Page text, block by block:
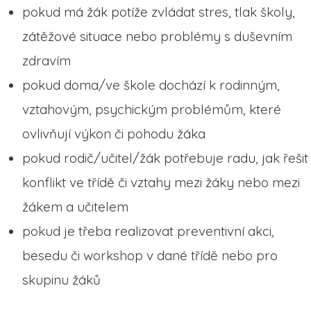
pokud má žák potíže zvládat stres, tlak školy,
zátěžové situace nebo problémy s duševním
zdravím
pokud doma/ve škole dochází k rodinným,
vztahovým, psychickým problémům, které
ovlivňují výkon či pohodu žáka
pokud rodič/učitel/žák potřebuje radu, jak řešit
konflikt ve třídě či vztahy mezi žáky nebo mezi
žákem a učitelem
pokud je třeba realizovat preventivní akci,
besedu či workshop v dané třídě nebo pro
skupinu žáků